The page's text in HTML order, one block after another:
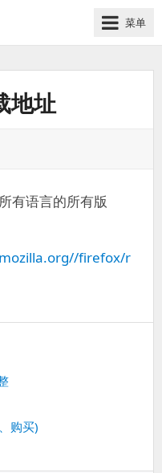
菜单
地址
有语言的所有版
firefox/r
购买)